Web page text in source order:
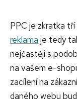
PPC je zkratka tří
reklama je tedy
nejčastěji s
na vašem e-
zacílení na
daného webu